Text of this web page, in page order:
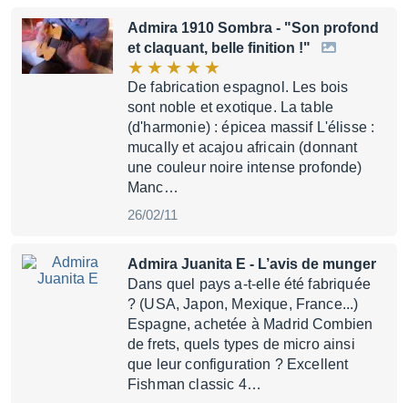
Admira 1910 Sombra - "Son profond
et claquant, belle finition !"
De fabrication espagnol. Les bois
sont noble et exotique. La table
(d'harmonie) : épicea massif L'élisse :
mucally et acajou africain (donnant
une couleur noire intense profonde)
Manc…
26/02/11
Admira Juanita E - L’avis de munger
Dans quel pays a-t-elle été fabriquée
? (USA, Japon, Mexique, France...)
Espagne, achetée à Madrid Combien
de frets, quels types de micro ainsi
que leur configuration ? Excellent
Fishman classic 4…